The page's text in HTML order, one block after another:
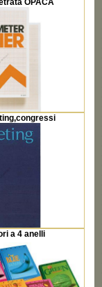
OPACA
a 4 anelli